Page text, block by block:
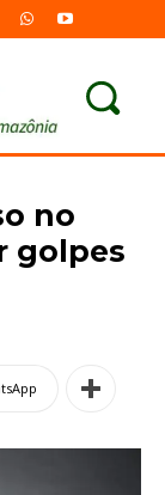
no
golpes